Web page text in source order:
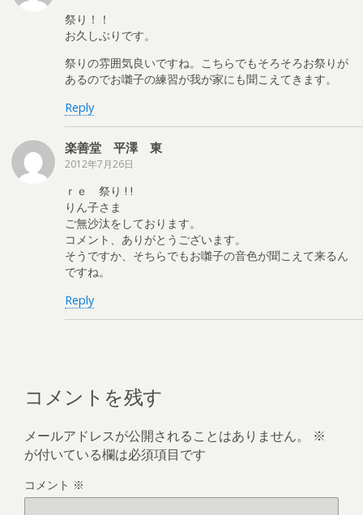
祭り！！
お久しぶりです。
祭りの雰囲気良いですね。こちらでもそろそろお祭りが
あるのでお囃子の練習が我が家にも聞こえてきます。
Reply
楽善堂 平澤 東
2012年7月26日
ｒｅ 祭り ! !
りん子さま
ご無沙汰をしております。
コメント、ありがとうございます。
そうですか、そちらでもお囃子の音色が聞こえて来るん
ですね。
Reply
コメントを残す
メールアドレスが公開されることはありません。
※
が付いている欄は必須項目です
コメント ※